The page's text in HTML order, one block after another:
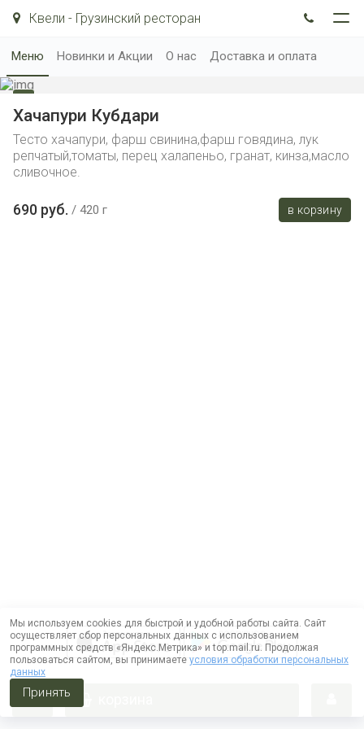
Квели - Грузинский ресторан
Меню Новинки и Акции О нас Доставка и оплата
Хачапури Кубдари
Тесто хачапури, фарш свинина,фарш говядина, лук
репчатый,томаты, перец халапеньо, гранат, кинза,масло
сливочное.
690 руб. 420 г в корзину
Мы используем cookies для быстрой и удобной работы сайта. Сайт
осуществляет сбор персональных данных с использованием
программных средств «Яндекс.Метрика» и top.mail.ru. Продолжая
пользоваться сайтом, вы принимаете условия обработки персональных
данных
Принять